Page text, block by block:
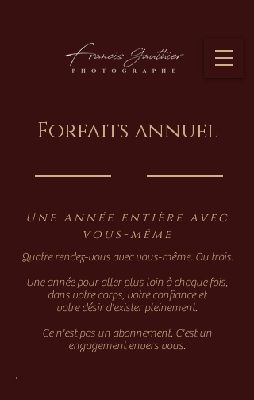
Forfaits annuel
Une année entière avec
vous-même
Quatre rendez-vous avec vous-même. Ou trois.
Une année pour aller plus loin à chaque fois,
dans votre corps, votre confiance et
votre désir d'exister pleinement.
Ce n'est pas un abonnement. C'est un
engagement envers vous.